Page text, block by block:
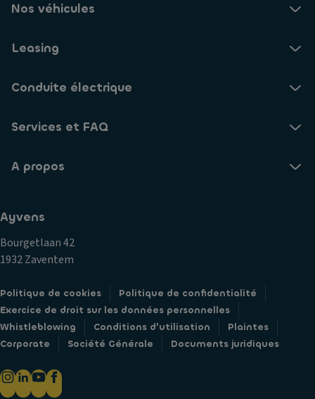
Nos véhicules
Leasing
Conduite électrique
Services et FAQ
A propos
Ayvens
Bourgetlaan 42
1932 Zaventem
Politique de cookies
Politique de confidentialité
Exercice de droit sur les données personnelles
Whistleblowing
Conditions d'utilisation
Plaintes
Corporate
Société Générale Documents juridiques